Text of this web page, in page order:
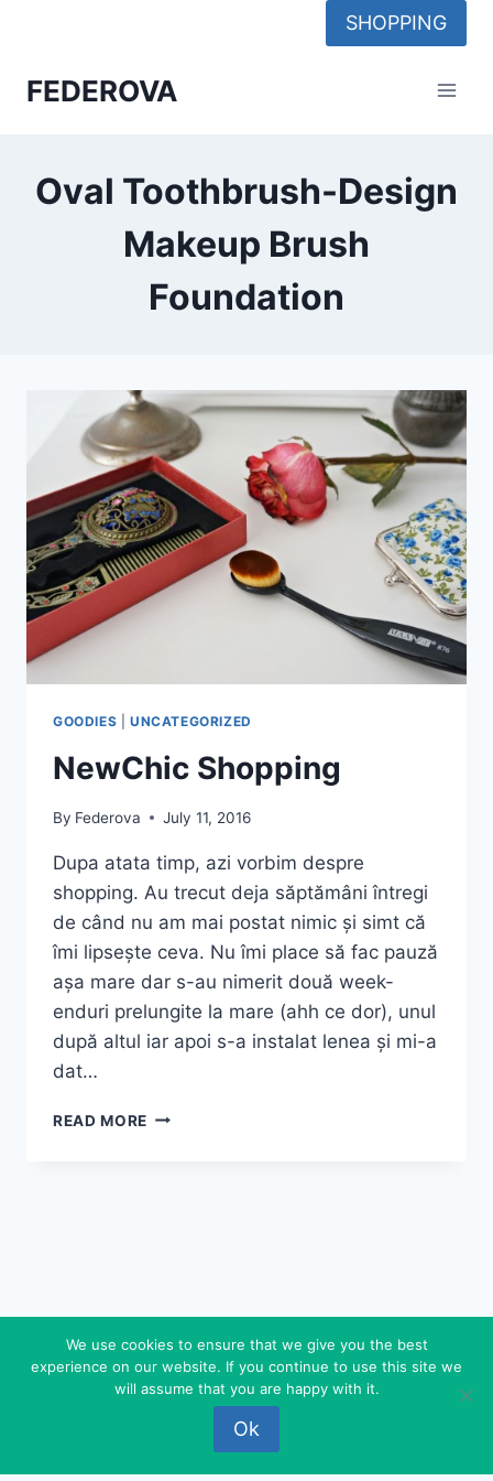
SHOPPING
FEDEROVA
Oval Toothbrush-Design
Makeup Brush
Foundation
GOODIES UNCATEGORIZED
NewChic Shopping
By Federova July 11, 2016
Dupa atata timp, azi vorbim despre
shopping. Au trecut deja săptămâni întregi
de când nu am mai postat nimic și simt că
îmi lipsește ceva. Nu îmi place să fac pauză
așa mare dar s-au nimerit două week-
enduri prelungite la mare (ahh ce dor), unul
după altul iar apoi s-a instalat lenea și mi-a
dat…
READ MORE NEWCHIC
© 2026 FEDEROVA - WordPress Theme by
Kadence WP
We use cookies to ensure that we give you the best
experience on our website. If you continue to use this site we
will assume that you are happy with it.
Ok